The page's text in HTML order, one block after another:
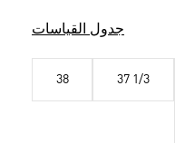
جدول القياسات
37 1/3
38